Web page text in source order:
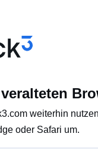
weiterhin
oder Safari um.